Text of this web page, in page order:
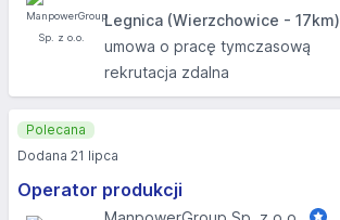
Legnica (Wierzchowice - 17km)
umowa o pracę tymczasową
rekrutacja zdalna
Operator produkcji
Polecana
Dodana 21 lipca